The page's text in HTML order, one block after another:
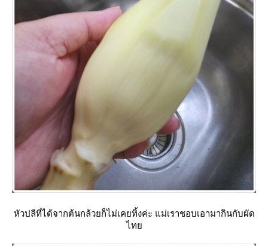
หัวปลีที่ได้จากต้นกล้วยก็ไม่เคยทิ้งค่ะ แม่เราชอบเอามากินกับผัด
ไท